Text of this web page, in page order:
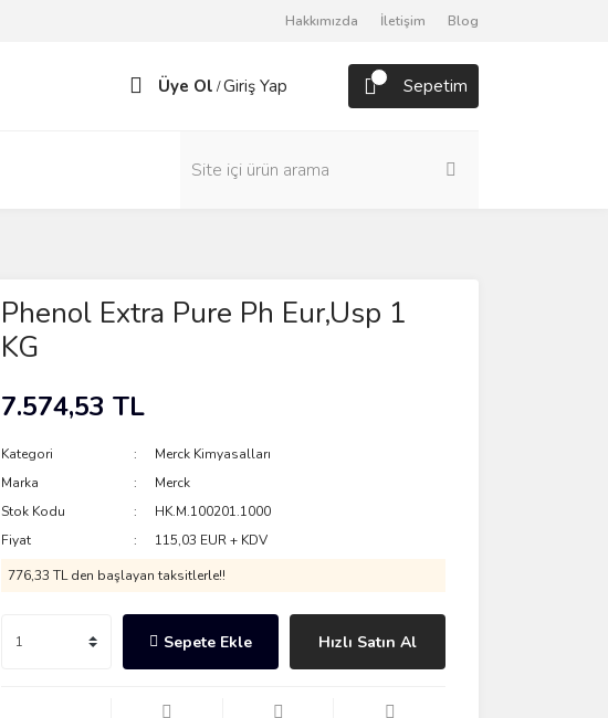
Hakkımızda İletişim Blog
Üye Ol /Giriş Yap Sepetim
Phenol Extra Pure Ph Eur,Usp 1
KG
7.574,53 TL
Kategori
Merck Kimyasalları
Marka
Merck
Stok Kodu
HK.M.100201.1000
Fiyat
115,03 EUR + KDV
776,33 TL den başlayan taksitlerle!!
Sepete Ekle Hızlı Satın Al